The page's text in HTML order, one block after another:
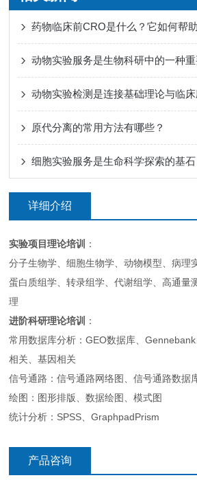
动物实验服务是生物科研中的一种
动物实验检测是连接基础理论与临
原代分离的常用方法有哪些？
细胞实验服务是生命科学探索的基石
详细介绍
实验项目理论培训
：
分子生物学、细胞生物学、动物模型、病理
蛋白质组学、转录组学、代谢组学、高通量
理
进阶科研理论培训
：
常用数据库分析：GEO数据库、
相关、基因相关
信号通路：信号通路网络图、信号通路数据
绘图：图形排版、数据绘图、模式图
统计分析：SPSS、GraphpadPrism
产品咨询